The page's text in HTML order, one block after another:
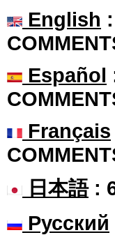
English
Español
Français
日本語:
Русский